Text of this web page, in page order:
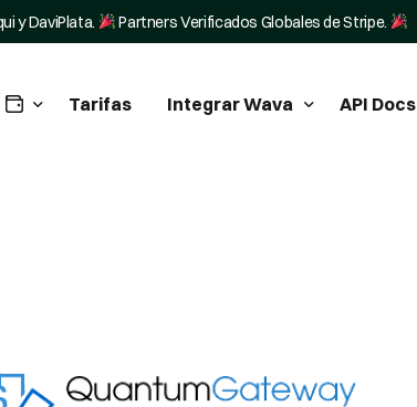
y DaviPlata. Partners Verificados Globales de Stripe.
Tarifas Integrar Wava API Docs